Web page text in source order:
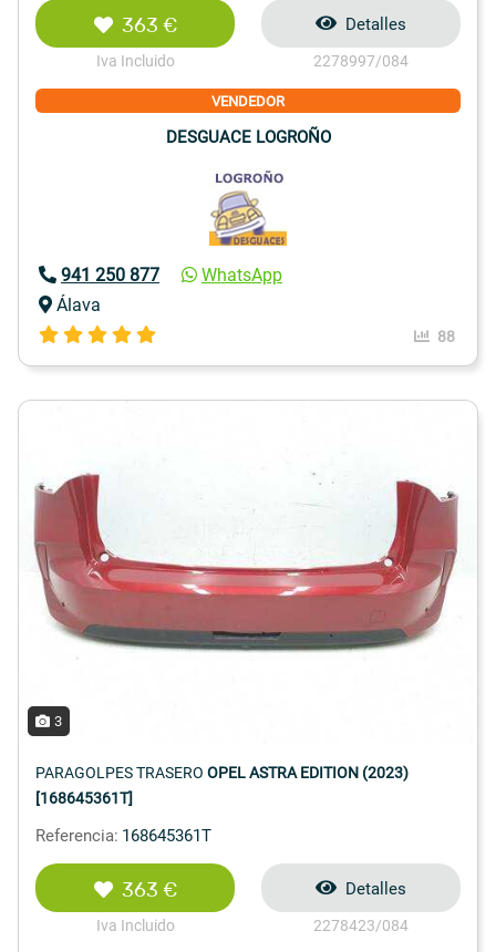
363 €
Iva Incluido
Detalles
2278997/084
VENDEDOR
DESGUACE LOGROÑO
941 250 877
WhatsApp
Álava
88
3
PARAGOLPES TRASERO OPEL ASTRA EDITION (2023)
[168645361T]
Referencia: 168645361T
363 €
Iva Incluido
Detalles
2278423/084